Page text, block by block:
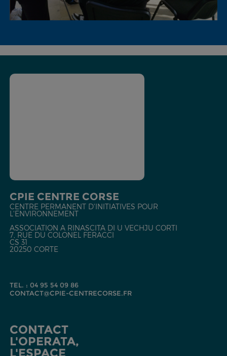
CPIE CENTRE CORSE
CENTRE PERMANENT D'INITIATIVES POUR
L'ENVIRONNEMENT
ASSOCIATION A RINASCITA DI U VECHJU CORTI
7, RUE DU COLONEL FERACCI
CS 31
20250 CORTE
TEL. : 04 95 54 09 86
CONTACT@CPIE-CENTRECORSE.FR
CONTACT
L'OPERATA,
L'ESPACE